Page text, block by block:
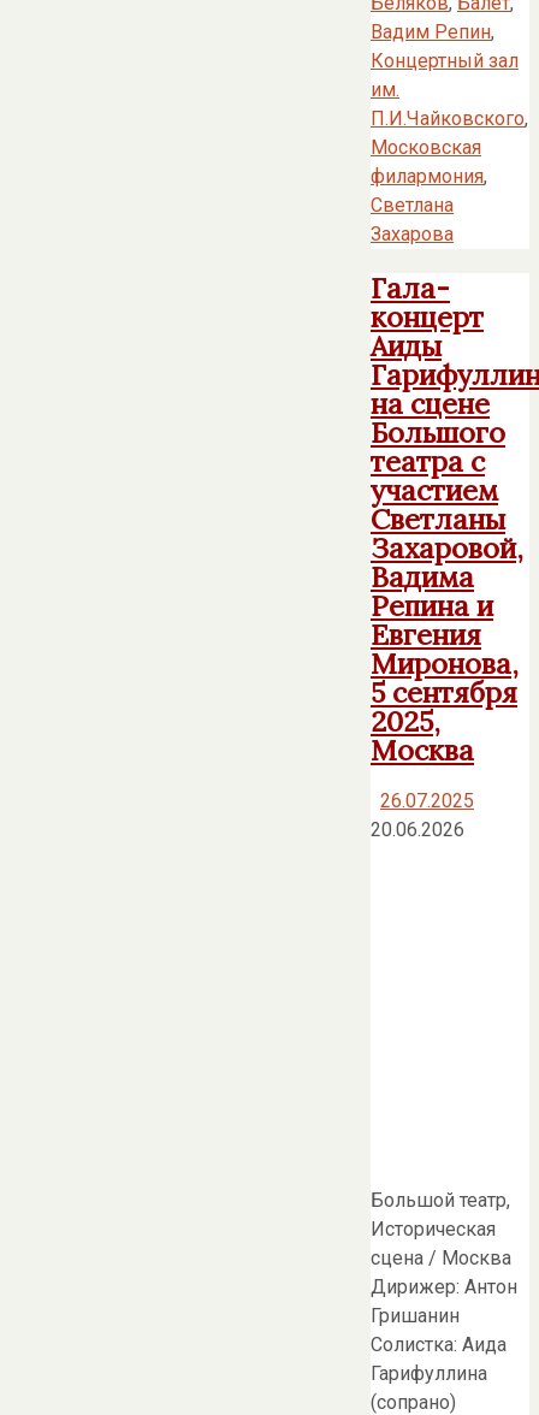
Вадим Репин,
Концертный зал
им.
П.И.Чайковского,
Московская
филармония,
Светлана
Захарова
Гала-
концерт
Аиды
на сцене
Большого
театра с
участием
Светланы
Захаровой,
Вадима
Репина и
Евгения
Миронова,
5 сентября
2025,
Москва
26.07.2025
20.06.2026
Большой театр,
Историческая
сцена / Москва
Дирижер: Антон
Гришанин
Солистка: Аида
Гарифуллина
(сопрано)